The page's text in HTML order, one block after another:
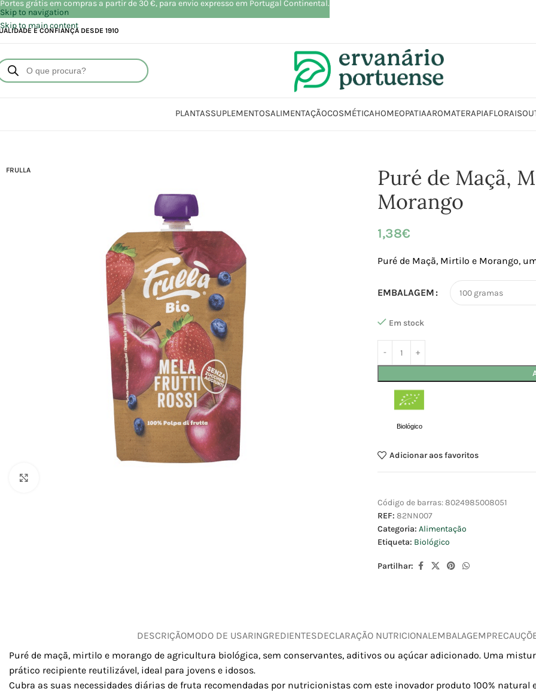
Skip to navigation
Skip to main content
E CONFIANÇA DESDE 1910
PLANTASSUPLEMENTOSALIMENTAÇÃOCOSMÉTICAHOMEOPATIAAROMATERAPIAFLORAIS
FRULLA
Puré de Maçã,
Morango
1,38€
Puré de Maçã, Mirtilo e Morango, u
EMBALAGEM
Em stock
Biológico
Adicionar aos favoritos
Código de barras:8024985008051
REF: 82NN007
Categoria: Alimentação
Etiqueta: Biológico
Partilhar:
DESCRIÇÃOMODO DE USARINGREDIENTESDECLARAÇÃO NUTRICIONAL EMBALAGEM
Puré de maçã, mirtilo e morango de agricultura biológica, sem conservantes, aditivos ou açúcar adicionado. Uma
prático recipiente reutilizável, ideal para jovens e idosos.
Cubra as suas necessidades diárias de fruta recomendadas por nutricionistas com este inovador produto 100% natural
Portes grátis em compras a partir de 30 €, para envio expresso em Portugal Continental.